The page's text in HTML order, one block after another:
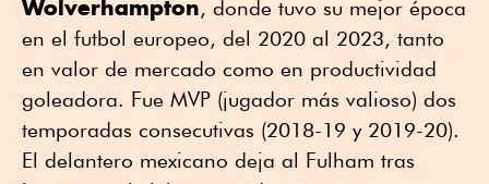
Wolverhampton, donde tuvo su mejor época
en el futbol europeo, del 2020 al 2023, tanto
en valor de mercado como en productividad
goleadora. Fue MVP (jugador más valioso) dos
temporadas consecutivas (2018-19 y 2019-20).
El delantero mexicano deja al Fulham tras